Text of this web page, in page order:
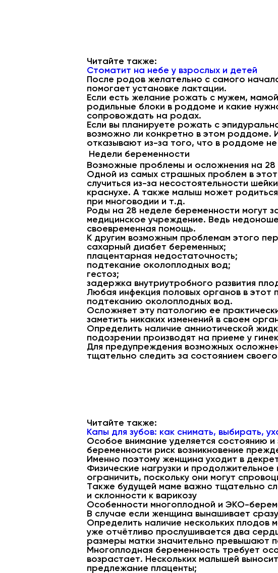
Читайте также:
Стоматит на небе у взрослых и детей
После родов желательно с самого
помогает установке лактации.
Если есть желание рожать с мужем,
родильные блоки в роддоме и какие
сопровождать на родах.
Если вы планируете рожать с
возможно ли конкретно в этом роддоме.
отказывают из-за того, что в роддоме
Недели беременности
Возможные проблемы и осложнения на 28
Одной из самых страшных проблем в
случиться из-за несостоятельности
краснухе. А также малыш может
при многоводии и т.д.
Роды на 28 неделе беременности могут
медицинское учреждение. Ведь
своевременная помощь.
К другим возможным проблемам этого
сахарный диабет беременных;
плацентарная недостаточность;
подтекание околоплодных вод;
гестоз;
задержка внутриутробного развития
Любая инфекция половых органов в этот
подтеканию околоплодных вод.
Осложняет эту патологию ее
заметить никаких изменений в своем
Определить наличие амниотической
подозрении производят на приеме у
Для предупреждения возможных
тщательно следить за состоянием
Читайте также:
Капы для зубов: как снимать, выбирать,
Особое внимание уделяется состоянию
беременности риск возникновение
Именно поэтому женщина уходит в
Физические нагрузки и
ограничить, поскольку они могут
Также будущей маме важно тщательно
и склонности к варикозу
Особенности многоплодной и ЭКО-
В случае если женщина вынашивает
Определить наличие нескольких
уже отчётливо прослушивается два
размеры матки значительно превышают
Многоплодная беременность требует
возрастает. Нескольких малышей
предлежание плаценты;